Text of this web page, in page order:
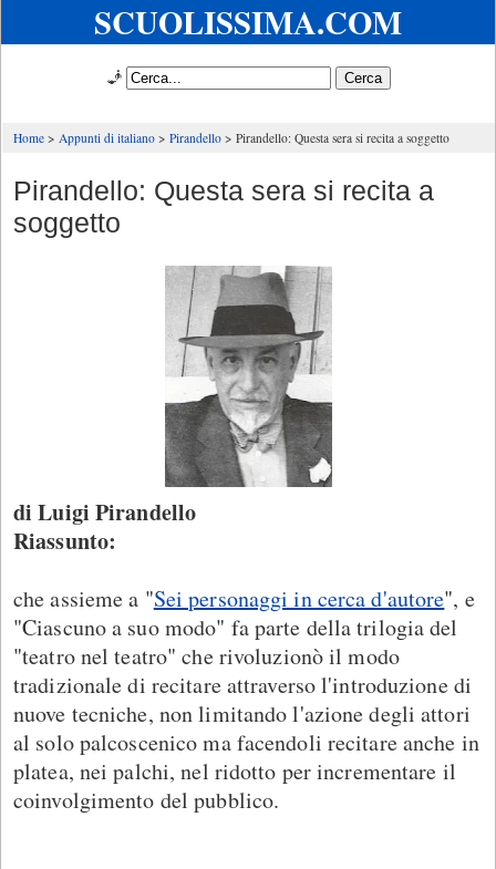
SCUOLISSIMA.COM
🧞
Home Appunti di italiano Pirandello Pirandello: Questa sera si recita a soggetto
Pirandello: Questa sera si recita a
soggetto
di Luigi Pirandello
Riassunto:
che assieme a "Sei personaggi in cerca d'autore", e
"Ciascuno a suo modo" fa parte della trilogia del
"teatro nel teatro" che rivoluzionò il modo
tradizionale di recitare attraverso l'introduzione di
nuove tecniche, non limitando l'azione degli attori
al solo palcoscenico ma facendoli recitare anche in
platea, nei palchi, nel ridotto per incrementare il
coinvolgimento del pubblico.